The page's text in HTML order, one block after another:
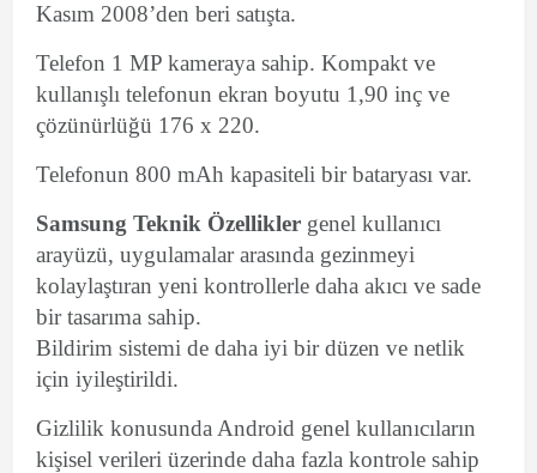
Kasım 2008’den beri satışta.
Telefon 1 MP kameraya sahip. Kompakt ve
kullanışlı telefonun ekran boyutu 1,90 inç ve
çözünürlüğü 176 x 220.
Telefonun 800 mAh kapasiteli bir bataryası var.
Samsung Teknik Özellikler genel kullanıcı
arayüzü, uygulamalar arasında gezinmeyi
kolaylaştıran yeni kontrollerle daha akıcı ve sade
bir tasarıma sahip.
Bildirim sistemi de daha iyi bir düzen ve netlik
için iyileştirildi.
Gizlilik konusunda Android genel kullanıcıların
kişisel verileri üzerinde daha fazla kontrole sahip